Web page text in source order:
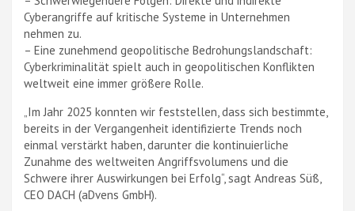
Cyberangriffe auf kritische Systeme in Unternehmen
nehmen zu.
– Eine zunehmend geopolitische Bedrohungslandschaft:
Cyberkriminalität spielt auch in geopolitischen Konflikten
weltweit eine immer größere Rolle.
„Im Jahr 2025 konnten wir feststellen, dass sich bestimmte,
bereits in der Vergangenheit identifizierte Trends noch
einmal verstärkt haben, darunter die kontinuierliche
Zunahme des weltweiten Angriffsvolumens und die
Schwere ihrer Auswirkungen bei Erfolg“, sagt Andreas Süß,
CEO DACH (aDvens GmbH).